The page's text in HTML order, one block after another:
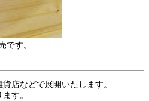
です。
店などで展開いたします。
す。